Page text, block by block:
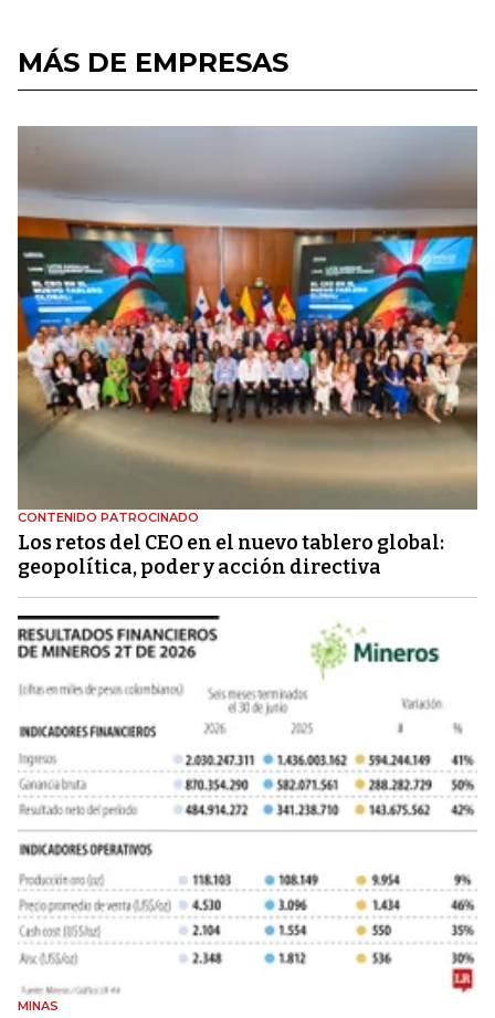
MÁS DE EMPRESAS
CONTENIDO PATROCINADO
Los retos del CEO en el nuevo tablero global:
geopolítica, poder y acción directiva
MINAS